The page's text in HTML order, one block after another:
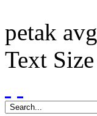
petak
Text Size